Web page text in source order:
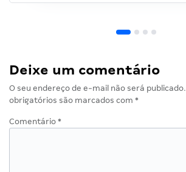
Deixe um comentário
O seu endereço de e-mail não será publicado.
obrigatórios são marcados com *
Comentário *